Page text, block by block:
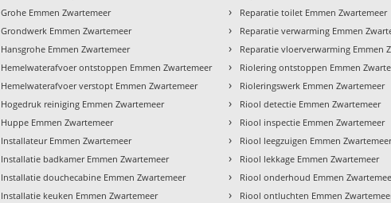
Grohe Emmen Zwartemeer
Grondwerk Emmen Zwartemeer
Hansgrohe Emmen Zwartemeer
Hemelwaterafvoer ontstoppen Emmen Zwartemeer
Hemelwaterafvoer verstopt Emmen Zwartemeer
Hogedruk reiniging Emmen Zwartemeer
Huppe Emmen Zwartemeer
Installateur Emmen Zwartemeer
Installatie badkamer Emmen Zwartemeer
Installatie douchecabine Emmen Zwartemeer
Installatie keuken Emmen Zwartemeer
› Reparatie toilet Emmen Zwartemeer
› Reparatie verwarming Emmen
› Reparatie vloerverwarming Emmen
› Riolering ontstoppen Emmen
› Rioleringswerk Emmen Zwartemeer
› Riool detectie Emmen Zwartemeer
› Riool inspectie Emmen Zwartemeer
› Riool leegzuigen Emmen
› Riool lekkage Emmen Zwartemeer
› Riool onderhoud Emmen
› Riool ontluchten Emmen